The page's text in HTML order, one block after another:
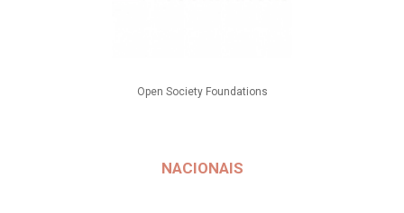
Open Society Foundations
NACIONAIS